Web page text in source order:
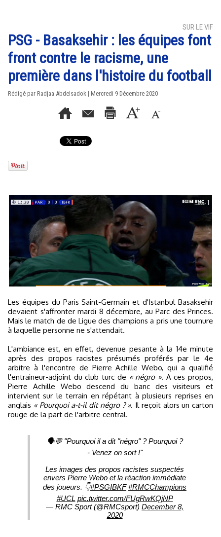
SUR LE VIF
PSG - Basaksehir : les équipes font
front contre le racisme, une
première dans l'histoire du football
Rédigé par Radjaa Abdelsadok | Mercredi 9 Décembre 2020
Les équipes du Paris Saint-Germain et d'Istanbul Basaksehir
devaient s'affronter mardi 8 décembre, au Parc des Princes.
Mais le match de de Ligue des champions a pris une tournure
à laquelle personne ne s'attendait.
L'ambiance est, en effet, devenue pesante à la 14e minute
après des propos racistes présumés proférés par le 4e
arbitre à l'encontre de Pierre Achille Webo, qui a qualifié
l'entraineur-adjoint du club turc de « négro ». A ces propos,
Pierre Achille Webo descend du banc des visiteurs et
intervient sur le terrain en répétant à plusieurs reprises en
anglais « Pourquoi a-t-il dit négro ? ». Il reçoit alors un carton
rouge de la part de l'arbitre central.
🗣💬 "Pourquoi il a dit "négro" ? Pourquoi ?
- Venez on sort !"
Les images des propos racistes suspectés
envers Pierre Webo et la réaction immédiate
des joueurs. 👇#PSGIBKF #RMCChampions
#UCL pic.twitter.com/FUgRwKQjNP
— RMC Sport (@RMCsport) December 8,
2020